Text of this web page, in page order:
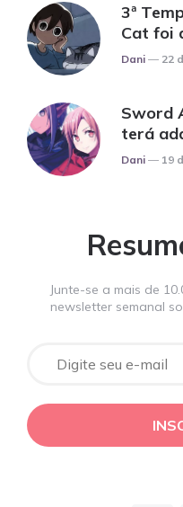
3ª
Cat foi
Posted
Dani 22
Sword
terá
Posted
Dani 19
Junte-se a mais de
newsletter semanal